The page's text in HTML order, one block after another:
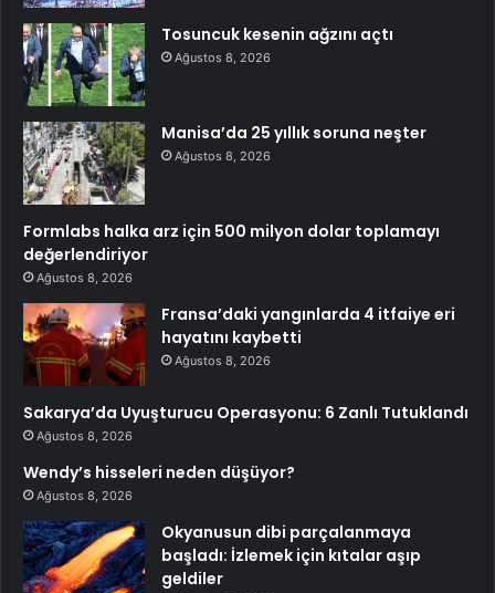
Tosuncuk kesenin ağzını açtı
Ağustos 8, 2026
Manisa’da 25 yıllık soruna neşter
Ağustos 8, 2026
Formlabs halka arz için 500 milyon dolar toplamayı
değerlendiriyor
Ağustos 8, 2026
Fransa’daki yangınlarda 4 itfaiye eri
hayatını kaybetti
Ağustos 8, 2026
Sakarya’da Uyuşturucu Operasyonu: 6 Zanlı Tutuklandı
Ağustos 8, 2026
Wendy’s hisseleri neden düşüyor?
Ağustos 8, 2026
Okyanusun dibi parçalanmaya
başladı: İzlemek için kıtalar aşıp
geldiler